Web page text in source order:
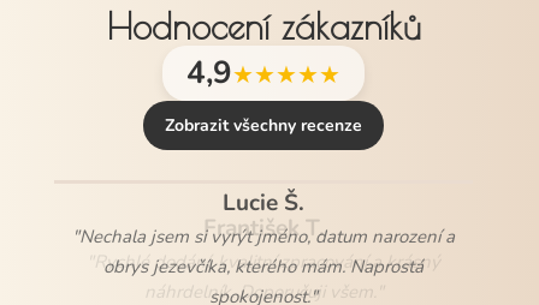
Hodnocení zákazníků
4,9★★★★★
Zobrazit všechny recenze
František T.
"Rychlé dodání, kvalitní zpracování a krásný
náhrdelník. Doporučuji všem."